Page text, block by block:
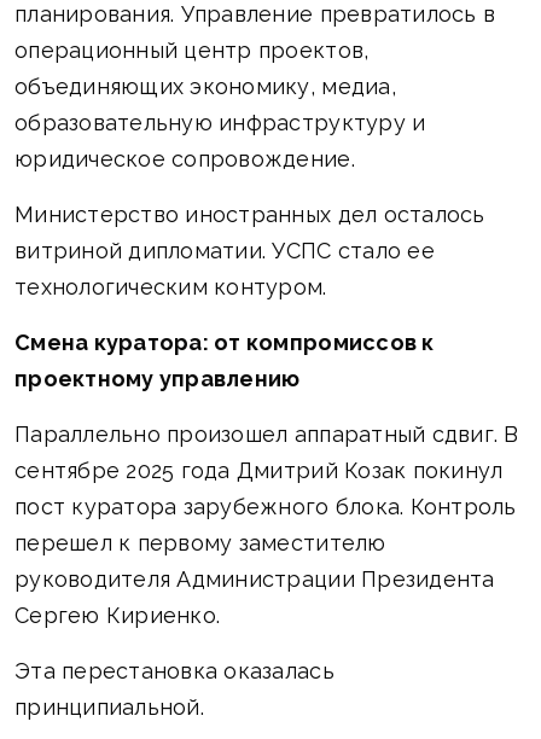
планирования. Управление превратилось в
операционный центр проектов,
объединяющих экономику, медиа,
образовательную инфраструктуру и
юридическое сопровождение.
Министерство иностранных дел осталось
витриной дипломатии. УСПС стало ее
технологическим контуром.
Смена куратора: от компромиссов к
проектному управлению
Параллельно произошел аппаратный сдвиг. В
сентябре 2025 года Дмитрий Козак покинул
пост куратора зарубежного блока. Контроль
перешел к первому заместителю
руководителя Администрации Президента
Сергею Кириенко.
Эта перестановка оказалась
принципиальной.